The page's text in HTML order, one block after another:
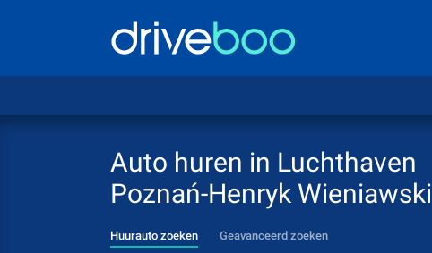
Auto huren in Luchthaven
Poznań-Henryk Wieniawski
Huurauto zoeken Geavanceerd zoeken